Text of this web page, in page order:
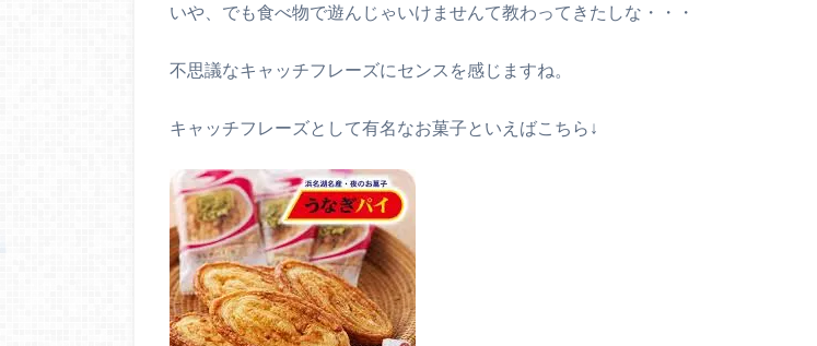
いや、でも食べ物で遊んじゃいけませんて教わってきたしな・・・
不思議なキャッチフレーズにセンスを感じますね。
キャッチフレーズとして有名なお菓子といえばこちら↓